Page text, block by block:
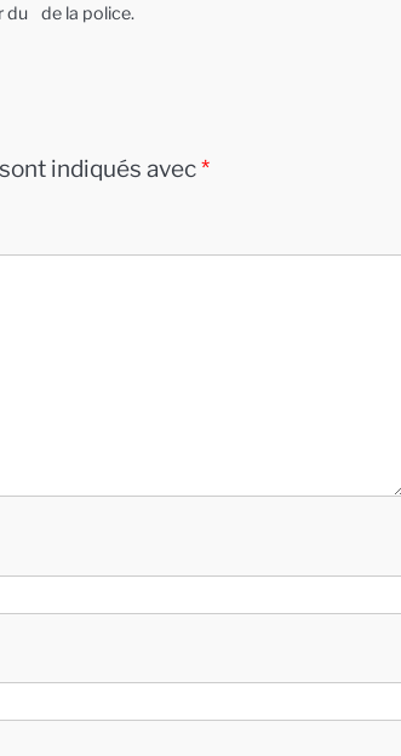
du
de la police.
indiqués avec*